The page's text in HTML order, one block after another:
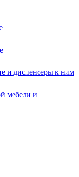
и диспенсеры к ним
мебели и